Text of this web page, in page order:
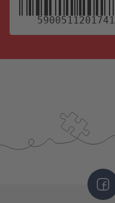
5900511201741